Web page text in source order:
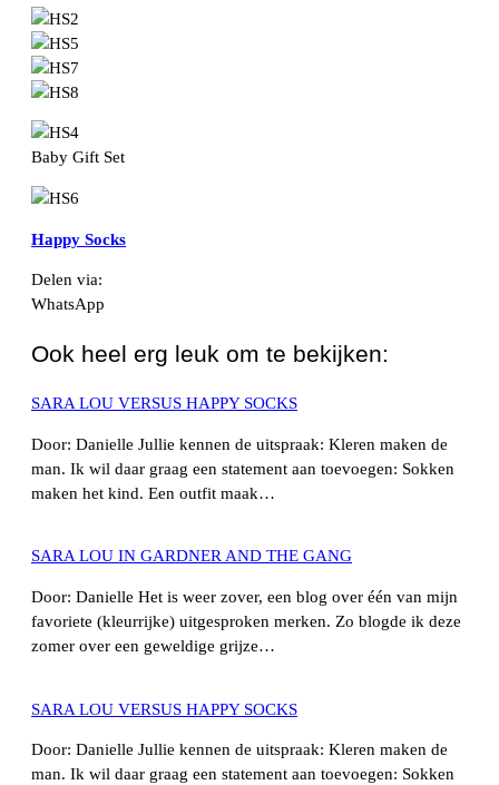
Baby Gift Set
Happy Socks
Delen via:
WhatsApp
Ook heel erg leuk om te bekijken:
SARA LOU VERSUS HAPPY SOCKS
Door: Danielle Jullie kennen de uitspraak: Kleren maken de
man. Ik wil daar graag een statement aan toevoegen: Sokken
maken het kind. Een outfit maak…
SARA LOU IN GARDNER AND THE GANG
Door: Danielle Het is weer zover, een blog over één van mijn
favoriete (kleurrijke) uitgesproken merken. Zo blogde ik deze
zomer over een geweldige grijze…
SARA LOU VERSUS HAPPY SOCKS
Door: Danielle Jullie kennen de uitspraak: Kleren maken de
man. Ik wil daar graag een statement aan toevoegen: Sokken